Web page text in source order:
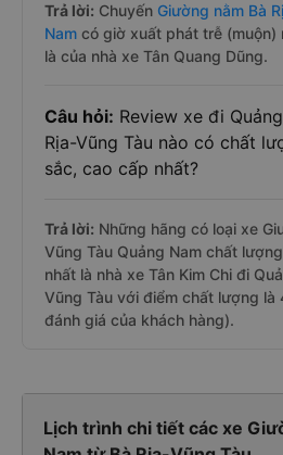
Trả lời: Chuyến Giường nằm Bà
Nam có giờ xuất phát trễ (muộn)
là của nhà xe Tân Quang Dũng.
Câu hỏi: Review xe đi
Rịa-Vũng Tàu nào có chất
sắc, cao cấp nhất?
Trả lời: Những hãng có loại xe
Vũng Tàu Quảng Nam chất
nhất là nhà xe Tân Kim Chi đi
Vũng Tàu với điểm chất lượng
đánh giá của khách hàng).
Lịch trình chi tiết các xe